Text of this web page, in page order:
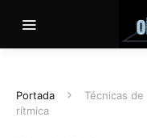
Portada
Técnicas
rítmica